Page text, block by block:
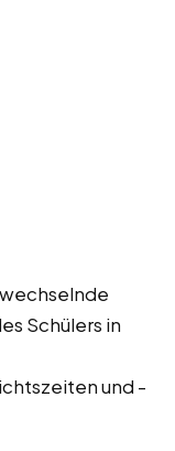
Schülers in
und -